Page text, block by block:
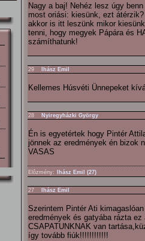
Nagy a baj! Nehéz lesz úgy
most oriási: kiesünk, ezt
akkor is itt leszünk mikor
tenni, hogy megyek Pápára és
számíthatunk!
29 Ihász Emil
Kellemes Húsvéti Ünnepeket
28 Nyiregyházki György
Én is egyetértek hogy Pintér
jönnek az eredmények én bizok
VASAS
Elôzmény: Ihász Emil (27)
27 Ihász Emil
Szerintem Pintér Ati
eredmények és gatyába rázta
CSAPATUNKNAK van
így tovább fiúk!!!!!!!!!!!!